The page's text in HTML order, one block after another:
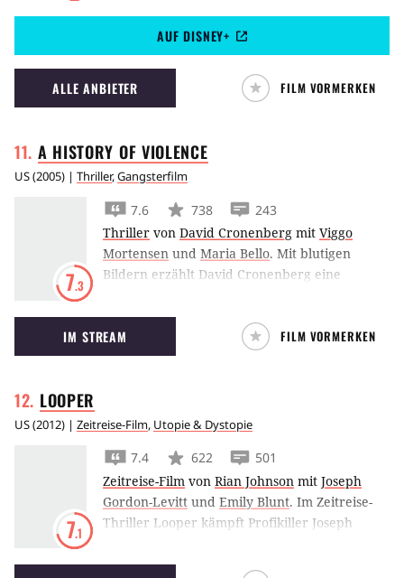
John Woos rasantem Action-Thriller.
AUF DISNEY+
ALLE ANBIETER FILM VORMERKEN
A HISTORY OF VIOLENCE
US(2005) | Thriller,Gangsterfilm
7.3
7.6 738
243
Thriller von David Cronenberg mit Viggo
Mortensen und Maria Bello. Mit blutigen
Bildern erzählt David Cronenberg eine
Rache.
IM STREAM FILM VORMERKEN
LOOPER
US(2012) | Zeitreise-Film, Utopie & Dystopie
7.1
7.4 622
501
Zeitreise-Film von Rian Johnson mit Joseph
Gordon-Levitt und Emily Blunt. Im Zeitreise-
Thriller Looper kämpft Profikiller Joseph
Willis, der aus der Zukunft zurückkehrt, um